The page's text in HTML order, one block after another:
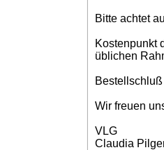
Bitte achtet
Kostenpunkt
üblichen
Wir freuen
VLG
Claudia